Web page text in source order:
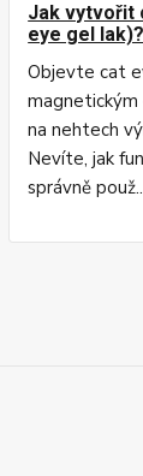
Jak vytvořit
eye gel lak)?
Objevte cat
na nehtech
Nevíte, jak
správně